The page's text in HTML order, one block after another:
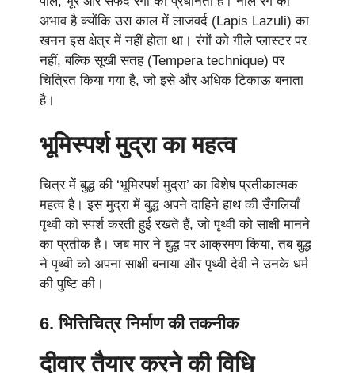
अभाव है क्योंकि उस काल में लाजवर्द (Lapis Lazuli) का
खनन इस क्षेत्र में नहीं होता था। रंगों को गीले प्लास्टर पर
नहीं, बल्कि सूखी सतह (Tempera technique) पर
चित्रित किया गया है, जो इसे और अधिक टिकाऊ बनाता
है।
भूमिस्पर्श मुद्रा का महत्व
चित्र में बुद्ध की ‘भूमिस्पर्श मुद्रा’ का विशेष प्रतीकात्मक
महत्व है। इस मुद्रा में बुद्ध अपने दाहिने हाथ की उँगलियाँ
पृथ्वी को स्पर्श करती हुई रखते हैं, जो पृथ्वी को साक्षी मानने
का प्रतीक है। जब मार ने बुद्ध पर आक्रमण किया, तब बुद्ध
ने पृथ्वी को अपना साक्षी बनाया और पृथ्वी देवी ने उनके धर्म
की पुष्टि की।
6. भित्तिचित्र निर्माण की तकनीक
दीवार तैयार करने की विधि